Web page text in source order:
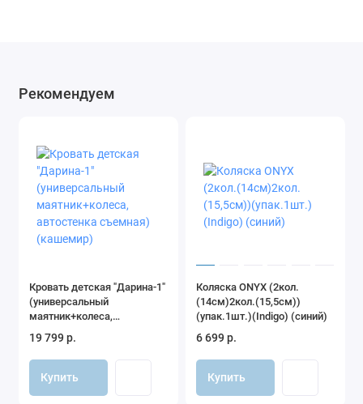
Рекомендуем
Кровать детская "Дарина-1"
(универсальный
маятник+колеса,
автостенка съемная)
(кашемир)
19 799 р.
Купить
Коляска ONYX (2кол.
(14см)2кол.(15,5см))
(упак.1шт.)(Indigo) (синий)
6 699 р.
Купить